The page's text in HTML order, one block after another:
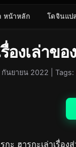
หน้าหลัก โดจินแป
องเล่าข
กันยายน 2022 | Tags:
กะ ฮารุกะเล่าเรื่อ